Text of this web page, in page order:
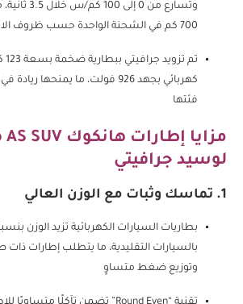
وتسارع من 0
700 كم في الشحنة الواحدة حسب ظروف الاستخدام
كهربائي بجهد 926 فولت، ما يمنحها
فئتها
لوسيد جرافيتي
1. تماسك وثبات مع الوزن العالي
بالسيارات التقليدية، ما يتطلب إطارات
وتوزيع ضغط متساوٍ